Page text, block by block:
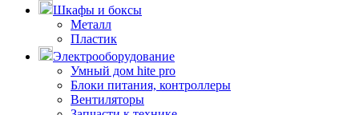
Шкафы и боксы
Металл
Пластик
Электрооборудование
Умный дом hite pro
Блоки питания, контроллеры
Вентиляторы